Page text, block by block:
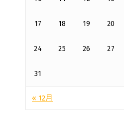
17 18 19 20
24 25 26 27
31
« 12月